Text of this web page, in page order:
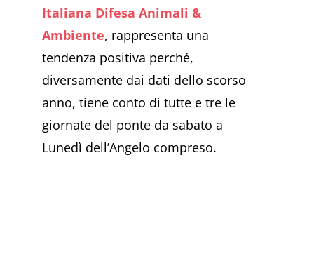
Italiana Difesa Animali &
Ambiente, rappresenta una
tendenza positiva perché,
diversamente dai dati dello scorso
anno, tiene conto di tutte e tre le
giornate del ponte da sabato a
Lunedì dell’Angelo compreso.